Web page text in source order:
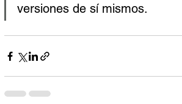
versiones de sí mismos.